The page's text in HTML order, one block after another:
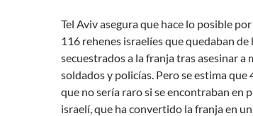
Tel Aviv asegura que hace lo posible
116 rehenes israelíes que quedaban
secuestrados a la franja tras asesinar a
soldados y policías. Pero se estima
que no sería raro si se encontraban en
israelí, que ha convertido la franja en